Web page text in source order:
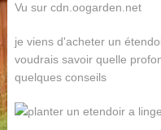
Vu sur cdn.oogarden.net
je viens d'acheter un
voudrais savoir quelle
quelques conseils